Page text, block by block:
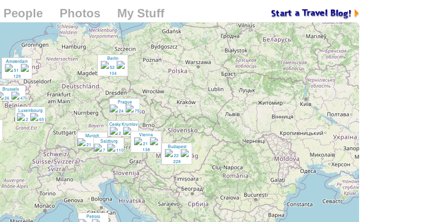
Luxembourg
2
65
Cesky Krumlov
2
65
Petroio
Munich
21
65
Prague
24
75
Brussels
26
47
Salzburg
7
110
Amsterdam
51
129
Vienna
21
138
Budapest
22
228
Berlin
52
104
People Photos My Stuff